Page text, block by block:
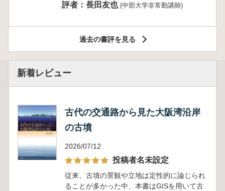
評者：長田友也 (中部大学非常勤講師)
過去の書評を見る
新着レビュー
古代の交通路から見た大阪湾沿岸
の古墳
2026/07/12
投稿者名未設定
従来、古墳の景観や立地は定性的に論じられ
ることが多かった中、本書はGISを用いて古